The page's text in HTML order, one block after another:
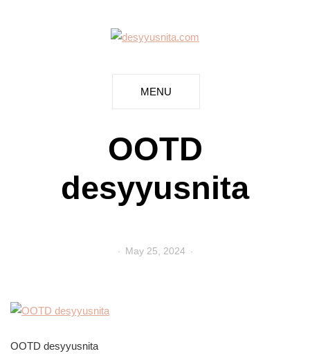
MENU
OOTD
desyyusnita
May 25, 2024
OOTD desyyusnita